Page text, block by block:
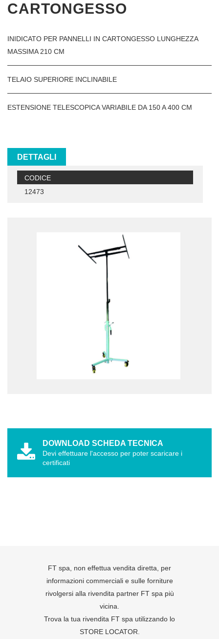
CARTONGESSO
INIDICATO PER PANNELLI IN CARTONGESSO LUNGHEZZA
MASSIMA 210 CM
TELAIO SUPERIORE INCLINABILE
ESTENSIONE TELESCOPICA VARIABILE DA 150 A 400 CM
DETTAGLI
CODICE
12473
DOWNLOAD SCHEDA TECNICA
Devi effettuare l'accesso per poter scaricare i
certificati
FT spa, non effettua vendita diretta, per
informazioni commerciali e sulle forniture
rivolgersi alla rivendita partner FT spa più
vicina.
Trova la tua rivendita FT spa utilizzando lo
STORE LOCATOR